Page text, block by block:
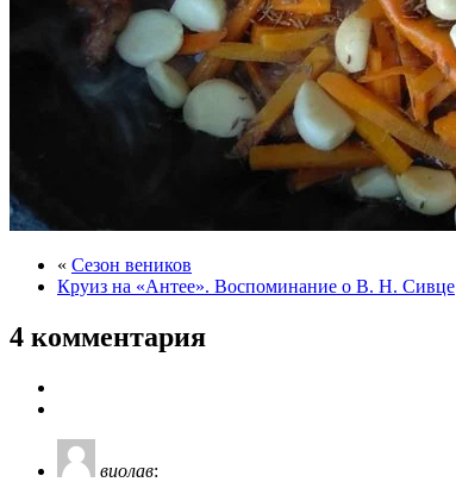
« Сезон веников
Круиз на «Антее». Воспоминание о В. Н. Сивце
4 комментария
виолав: